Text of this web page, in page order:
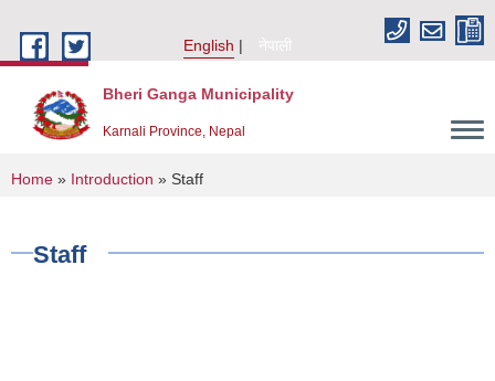
English
नेपाली
Bheri Ganga Municipality
Karnali Province, Nepal
You are here
Home » Introduction » Staff
Staff